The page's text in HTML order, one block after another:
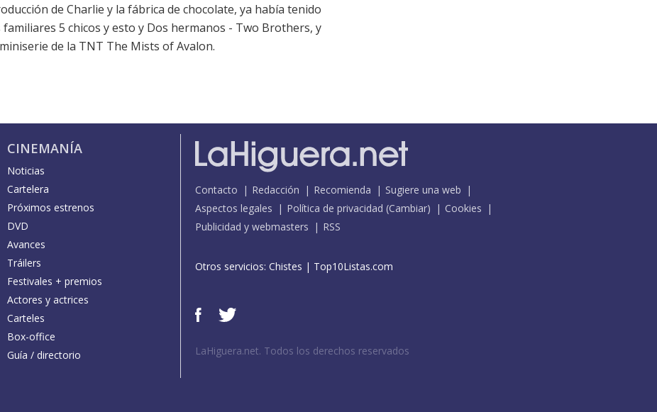
de Charlie y la fábrica de chocolate, ya había tenido
5 chicos y esto y Dos hermanos - Two Brothers, y
de la TNT The Mists of Avalon.
CINEMANÍA
Noticias
Cartelera
Próximos estrenos
DVD
Avances
Tráilers
Festivales + premios
Actores y actrices
Carteles
Box-office
Guía / directorio
Contacto Redacción Recomienda
Sugiere una web
Aspectos legales
Política de privacidad (Cambiar)
Cookies
Publicidad y webmasters
RSS
Otros servicios: Chistes | Top10Listas.com
LaHiguera.net. Todos los derechos reservados